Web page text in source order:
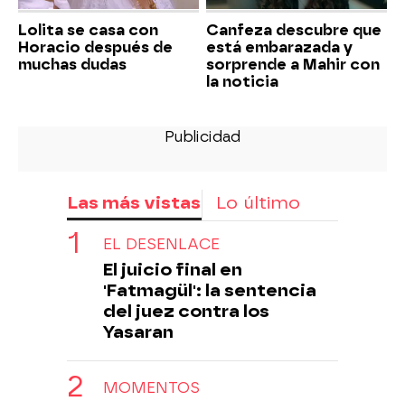
Lolita se casa con
Horacio después de
muchas dudas
Canfeza descubre que
está embarazada y
sorprende a Mahir con
la noticia
Las más vistas Lo último
EL DESENLACE
El juicio final en
'Fatmagül': la sentencia
del juez contra los
Yasaran
MOMENTOS